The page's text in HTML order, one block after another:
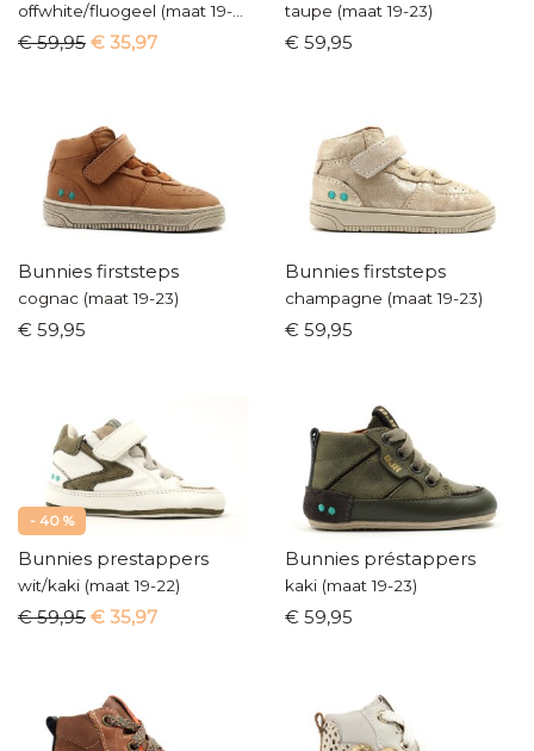
€ 59,95 € 35,97
taupe (maat 19-23)
€ 59,95
Bunnies firststeps
cognac (maat 19-23)
€ 59,95
Bunnies firststeps
champagne (maat 19-23)
€ 59,95
- 40 %
Bunnies prestappers
wit/kaki (maat 19-22)
€ 59,95 € 35,97
Bunnies préstappers
kaki (maat 19-23)
€ 59,95